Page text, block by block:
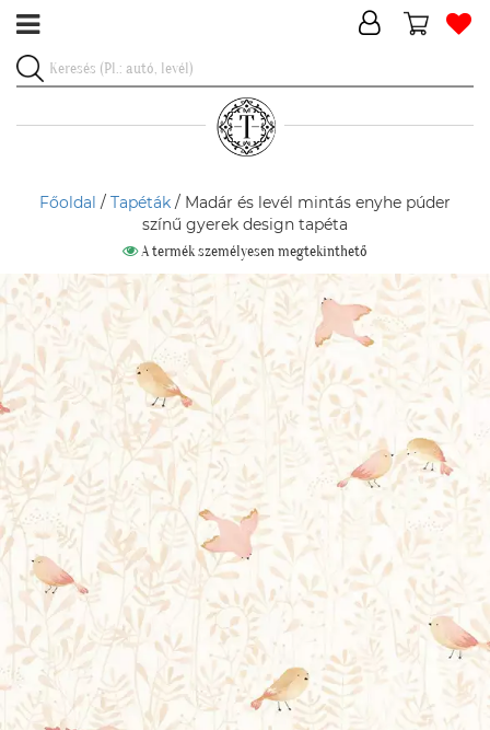
Főoldal / Tapéták / Madár és levél mintás enyhe púder
színű gyerek design tapéta
A termék személyesen megtekinthető